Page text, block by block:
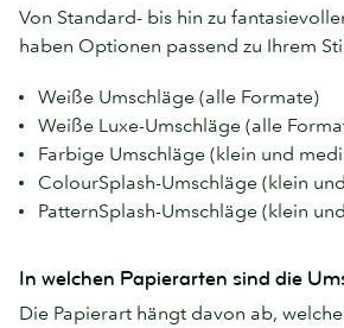
Von Standard- bis hin zu
haben Optionen passend zu Ihrem
Weiße Umschläge (alle Formate)
Weiße Luxe-Umschläge (alle
Farbige Umschläge (klein und
ColourSplash-Umschläge (klein
PatternSplash-Umschläge (klein
In welchen Papierarten sind die
Die Papierart hängt davon ab,